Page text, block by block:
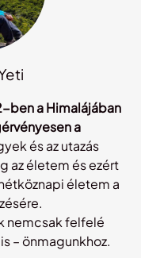
ben a Himalájában
a
és az utazás
az életem és ezért
életem a
nemcsak felfelé
– önmagunkhoz.